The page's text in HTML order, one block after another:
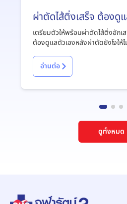
ผ่าตัดไส้ติ่งเสร็จ ต้องดู
?
เตรียมตัวให้พร้อมผ่าตัดไส้ติ่งอักเ
ต้องดูแลตัวเองหลังผ่าตัดยังไงให้
อ่านต่อ
ดูทั้งหมด